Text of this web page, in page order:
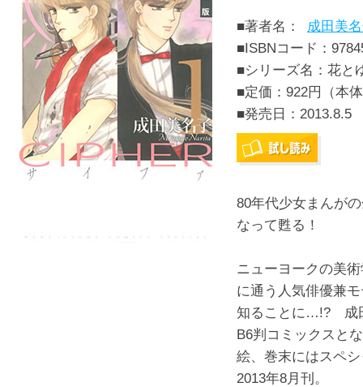
■著者名：
成田美
■ISBNコード：
■シリーズ名：花と
■定価：922円（本
■発売日： 2013.8.5
80年代少女まんが
なって甦る！
ニューヨークの美
に通う人気俳優兼
知ることに…!? 成
B6判コミックスと
絵、巻末にはスペ
2013年8月刊。